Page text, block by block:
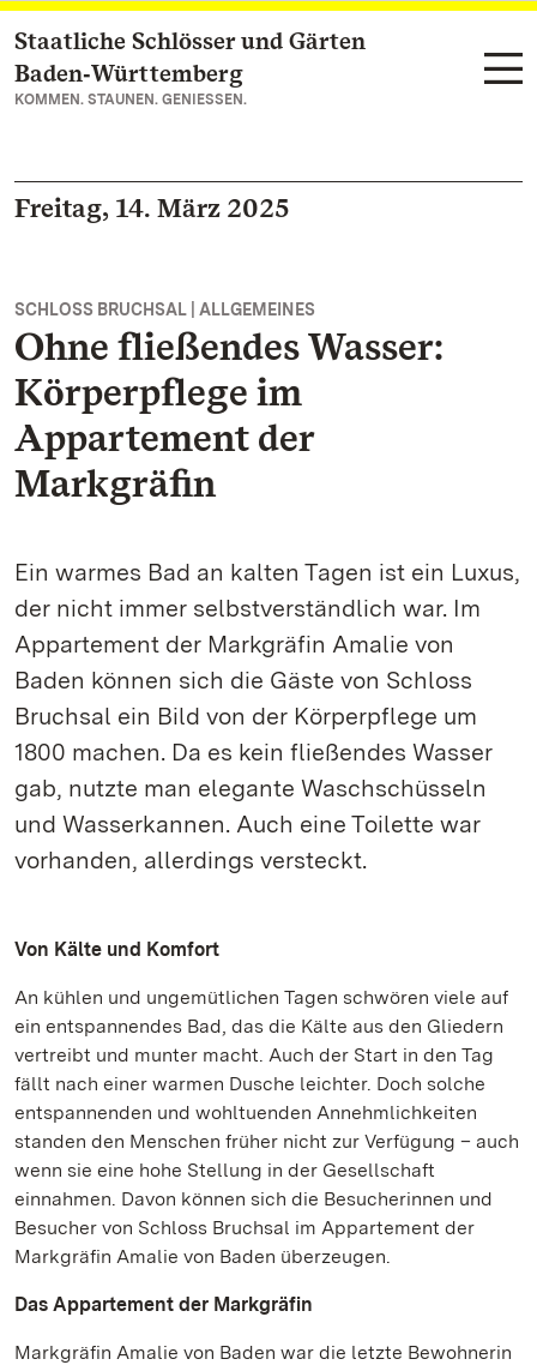
Zum Hauptinhalt springen
Staatliche Schlösser und Gärten
Baden‑Württemberg
KOMMEN. STAUNEN. GENIESSEN.
Freitag, 14. März 2025
SCHLOSS BRUCHSAL | ALLGEMEINES
Ohne fließendes Wasser:
Körperpflege im
Appartement der
Markgräfin
Ein warmes Bad an kalten Tagen ist ein Luxus,
der nicht immer selbstverständlich war. Im
Appartement der Markgräfin Amalie von
Baden können sich die Gäste von Schloss
Bruchsal ein Bild von der Körperpflege um
1800 machen. Da es kein fließendes Wasser
gab, nutzte man elegante Waschschüsseln
und Wasserkannen. Auch eine Toilette war
vorhanden, allerdings versteckt.
Von Kälte und Komfort
An kühlen und ungemütlichen Tagen schwören viele auf
ein entspannendes Bad, das die Kälte aus den Gliedern
vertreibt und munter macht. Auch der Start in den Tag
fällt nach einer warmen Dusche leichter. Doch solche
entspannenden und wohltuenden Annehmlichkeiten
standen den Menschen früher nicht zur Verfügung – auch
wenn sie eine hohe Stellung in der Gesellschaft
einnahmen. Davon können sich die Besucherinnen und
Besucher von Schloss Bruchsal im Appartement der
Markgräfin Amalie von Baden überzeugen.
Das Appartement der Markgräfin
Markgräfin Amalie von Baden war die letzte Bewohnerin